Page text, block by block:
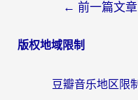
← 前一篇文章
版权地域限制